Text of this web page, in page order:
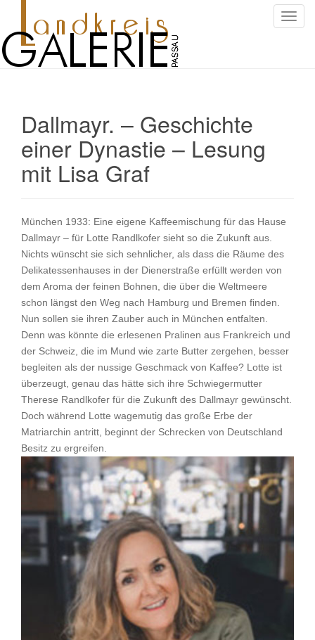
S
Dallmayr. – Geschichte
einer Dynastie – Lesung
mit Lisa Graf
München 1933: Eine eigene Kaffeemischung für das Hause
Dallmayr – für Lotte Randlkofer sieht so die Zukunft aus.
Nichts wünscht sie sich sehnlicher, als dass die Räume des
Delikatessenhauses in der Dienerstraße erfüllt werden von
dem Aroma der feinen Bohnen, die über die Weltmeere
schon längst den Weg nach Hamburg und Bremen finden.
Nun sollen sie ihren Zauber auch in München entfalten.
Denn was könnte die erlesenen Pralinen aus Frankreich und
der Schweiz, die im Mund wie zarte Butter zergehen, besser
begleiten als der nussige Geschmack von Kaffee? Lotte ist
überzeugt, genau das hätte sich ihre Schwiegermutter
Therese Randlkofer für die Zukunft des Dallmayr gewünscht.
Doch während Lotte wagemutig das große Erbe der
Matriarchin antritt, beginnt der Schrecken von Deutschland
Besitz zu ergreifen.